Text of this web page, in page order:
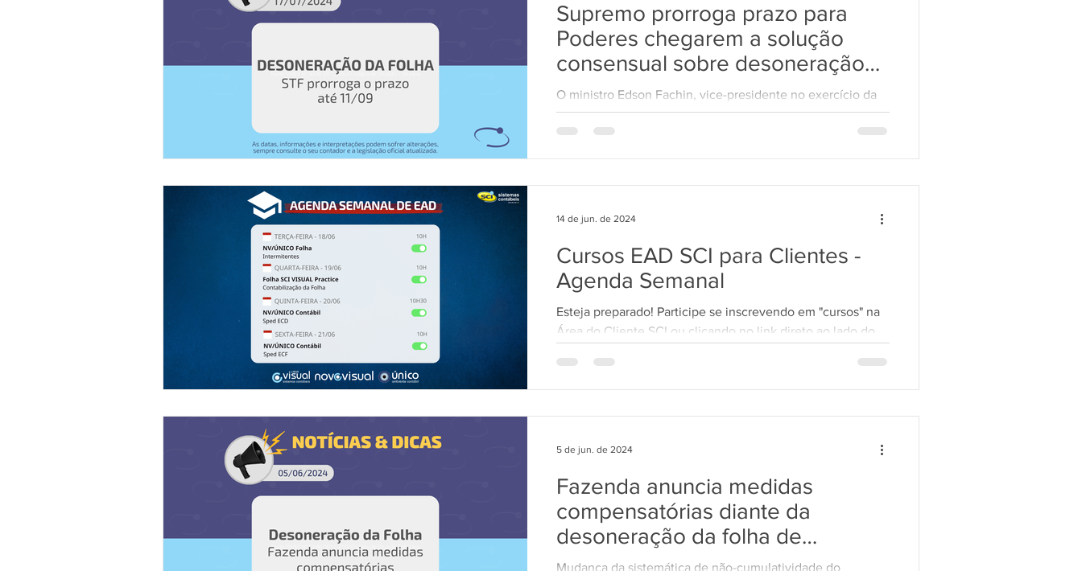
Supremo prorroga prazo para
Poderes chegarem a solução
consensual sobre desoneração
da folha
O ministro Edson Fachin, vice-presidente no exercício da
Presidência do Supremo Tribunal Federal (STF), prorrogou
até 11 de setembro o...
Cursos EAD SCI para Clientes -
Agenda Semanal
Esteja preparado! Participe se inscrevendo em "cursos" na
Área do Cliente SCI ou clicando no link direto ao lado do
14 de jun. de 2024
Fazenda anuncia medidas
compensatórias diante da
desoneração da folha de
empresas e municípios
Mudança da sistemática de não-cumulatividade do
5 de jun. de 2024